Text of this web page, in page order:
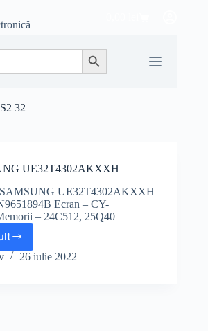
cumpărături
Search Button
32
UE32T4302AKXXH
UE32T4302AKXXH
Ecran – CY-
– 24C512, 25Q40
26 iulie 2022